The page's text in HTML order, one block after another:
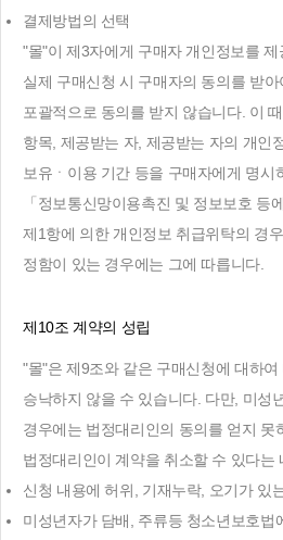
결제방법의 선택
"몰"이 제3자에게 구매자 개인정보를
실제 구매신청 시 구매자의 동의를 받
포괄적으로 동의를 받지 않습니다. 이
항목, 제공받는 자, 제공받는 자의 개인
보유ㆍ이용 기간 등을 구매자에게 명시
「정보통신망이용촉진 및 정보보호 등
제1항에 의한 개인정보 취급위탁의 경
정함이 있는 경우에는 그에 따릅니다.
제10조 계약의 성립
"몰"은 제9조와 같은 구매신청에 대하
승낙하지 않을 수 있습니다. 다만, 미성
경우에는 법정대리인의 동의를 얻지 못
법정대리인이 계약을 취소할 수 있다는
신청 내용에 허위, 기재누락, 오기가 있
미성년자가 담배, 주류등 청소년보호법